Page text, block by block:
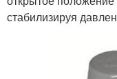
стабилизируя